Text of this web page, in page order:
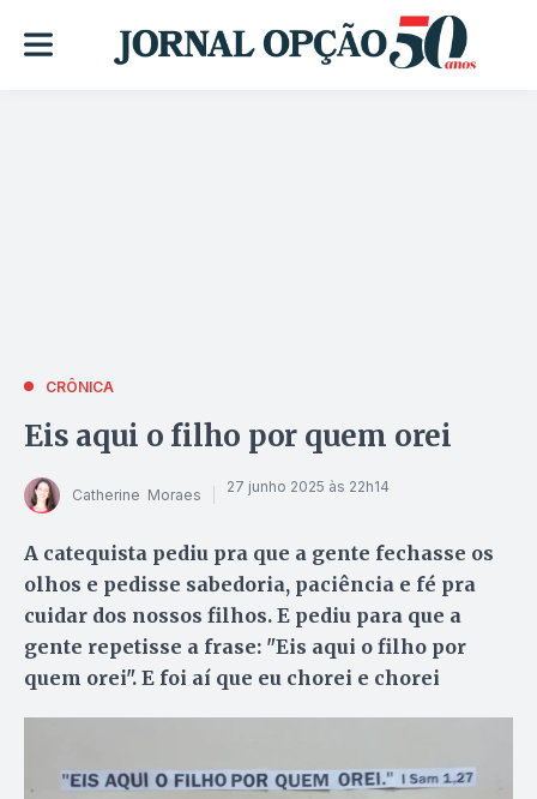
CRÔNICA
Eis aqui o filho por quem orei
Catherine Moraes 27 junho 2025 às 22h14
A catequista pediu pra que a gente fechasse os
olhos e pedisse sabedoria, paciência e fé pra
cuidar dos nossos filhos. E pediu para que a
gente repetisse a frase: "Eis aqui o filho por
quem orei". E foi aí que eu chorei e chorei